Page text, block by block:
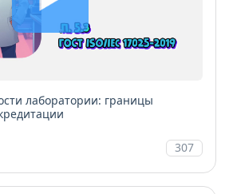
лаборатории: границы
307